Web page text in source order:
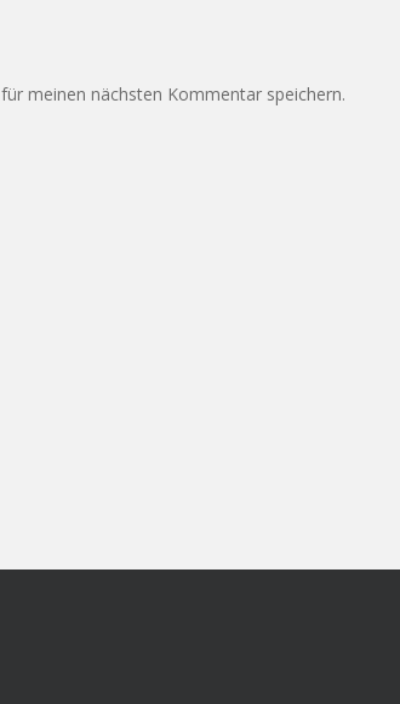
meinen nächsten Kommentar speichern.